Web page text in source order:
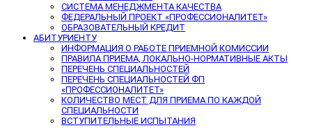
СИСТЕМА МЕНЕДЖМЕНТА КАЧЕСТВА
ФЕДЕРАЛЬНЫЙ ПРОЕКТ «ПРОФЕССИОНАЛИТЕТ»
ОБРАЗОВАТЕЛЬНЫЙ КРЕДИТ
АБИТУРИЕНТУ
ИНФОРМАЦИЯ О РАБОТЕ ПРИЕМНОЙ КОМИССИИ
ПРАВИЛА ПРИЕМА, ЛОКАЛЬНО-НОРМАТИВНЫЕ АКТЫ
ПЕРЕЧЕНЬ СПЕЦИАЛЬНОСТЕЙ
ПЕРЕЧЕНЬ СПЕЦИАЛЬНОСТЕЙ ФП
«ПРОФЕССИОНАЛИТЕТ»
КОЛИЧЕСТВО МЕСТ ДЛЯ ПРИЕМА ПО КАЖДОЙ
СПЕЦИАЛЬНОСТИ
ВСТУПИТЕЛЬНЫЕ ИСПЫТАНИЯ